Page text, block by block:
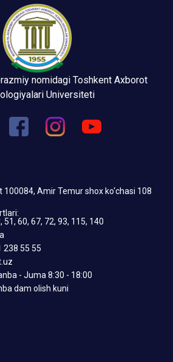
nomidagi Toshkent Axborot
Universiteti
100084, Amir Temur shox ko‘chasi 108
51, 60, 67, 72, 93, 115, 140
238 55 55
- Juma 8:30 - 18:00
dam olish kuni